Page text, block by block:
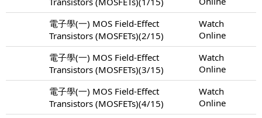
電子學(一) MOS Field-Effect
Transistors (MOSFETs)(2/15)
Watch
Online
電子學(一) MOS Field-Effect
Transistors (MOSFETs)(3/15)
Watch
Online
電子學(一) MOS Field-Effect
Transistors (MOSFETs)(4/15)
Watch
Online